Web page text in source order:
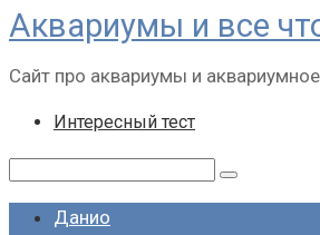
Перейти
контенту
Аквариумы и все
Сайт про аквариумы и
Интересный тест
Данио